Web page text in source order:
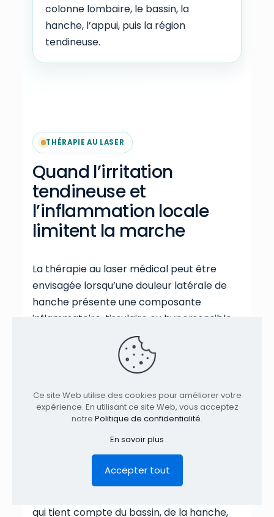
colonne lombaire, le bassin, la
hanche, l’appui, puis la région
tendineuse.
THÉRAPIE AU LASER
Quand l’irritation
tendineuse et
l’inflammation locale
limitent la marche
La thérapie au laser médical peut être
envisagée lorsqu’une douleur latérale de
hanche présente une composante
inflammatoire, tissulaire ou hypersensible.
Elle peut être utilisée pour moduler
l’irritation locale, améliorer la tolérance au
mouvement et soutenir la récupération
Dans le contexte d’une tendinopathie du
particulièrement pertinent lorsque la
sommeil sur le côté difficiles. Il peut être
qui tient compte du bassin, de la hanche,
Ce site Web utilise des cookies pour améliorer votre
expérience. En utilisant ce site Web, vous acceptez
notre Politique de confidentialité.
En savoir plus
Accepter tout